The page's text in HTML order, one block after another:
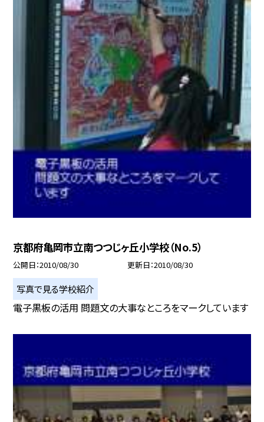
京都府亀岡市立南つつじヶ丘小学校（No.5）
公開日 2010/08/30 更新日 2010/08/30
写真で見る学校紹介
電子黒板の活用 問題文の大事なところをマークしています